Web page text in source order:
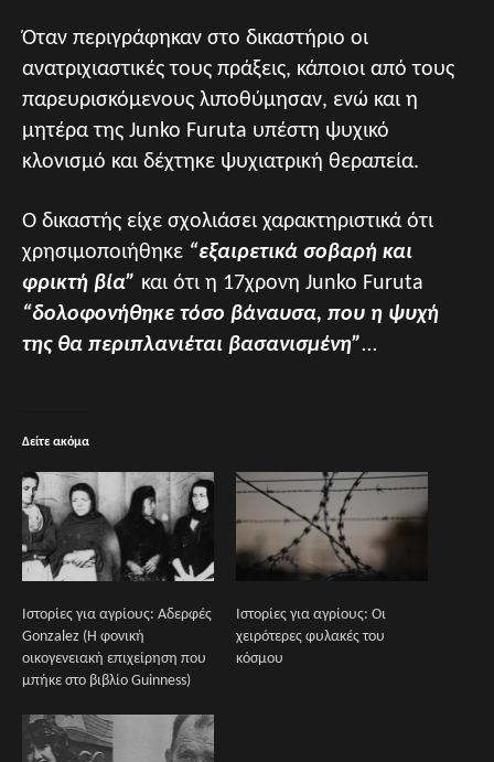
Όταν περιγράφηκαν στο δικαστήριο οι
ανατριχιαστικές τους πράξεις, κάποιοι από τους
παρευρισκόμενους λιποθύμησαν, ενώ και η
μητέρα της Junko Furuta υπέστη ψυχικό
κλονισμό και δέχτηκε ψυχιατρική θεραπεία.
Ο δικαστής είχε σχολιάσει χαρακτηριστικά ότι
χρησιμοποιήθηκε “εξαιρετικά σοβαρή και
φρικτή βία” και ότι η 17χρονη Junko Furuta
“δολοφονήθηκε τόσο βάναυσα, που η ψυχή
της θα περιπλανιέται βασανισμένη”…
Δείτε ακόμα
Ιστορίες για αγρίους: Αδερφές
Gonzalez (Η φονική
οικογενειακή επιχείρηση που
μπήκε στο βιβλίο Guinness)
Ιστορίες για αγρίους: Οι
χειρότερες φυλακές του
κόσμου